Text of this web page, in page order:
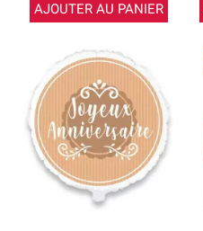
AJOUTER AU PANIER